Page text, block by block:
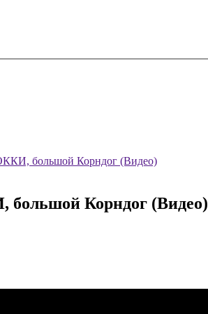
большой Корндог (Видео)
Корндог (Видео)